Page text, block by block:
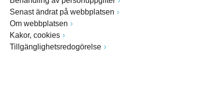
Senast ändrat på webbplatsen
Om webbplatsen
Kakor, cookies
Tillgänglighetsredogörelse